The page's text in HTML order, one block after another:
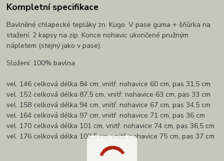
Kompletní specifikace
Bavlněné chlapecké tepláky zn. Kugo. V pase guma + šňůrka na
stažení. 2 kapsy na zip. Konce nohavic ukončené pružným
nápletem (stejný jako v pase).
Složení: 100% bavlna
vel. 146 celková délka 84 cm, vnitř. nohavice 60 cm, pas 31,5 cm
vel. 152 celková délka 87,5 cm, vnitř. nohavice 63 cm, pas 33 cm
vel. 158 celková délka 94 cm, vnitř. nohavice 67 cm, pas 34,5 cm
vel. 164 celková délka 97 cm, vnitř. nohavice 71 cm, pas 36 cm
vel. 170 celková délka 101 cm, vnitř. nohavice 74 cm, pas 36,5 cm
vel. 176 celková délka 102,5 cm, vnitř. nohavice 75 cm, pas 37 cm